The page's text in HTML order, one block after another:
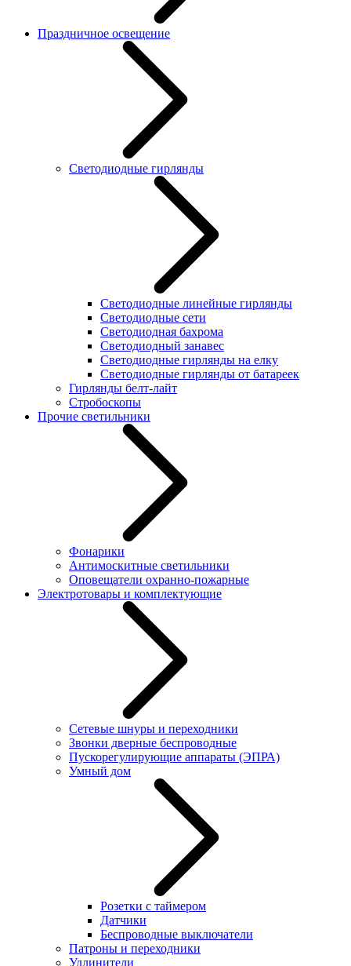
Праздничное освещение
Светодиодные гирлянды
Светодиодные линейные гирлянды
Светодиодные сети
Светодиодная бахрома
Светодиодный занавес
Светодиодные гирлянды на елку
Светодиодные гирлянды от батареек
Гирлянды белт-лайт
Стробоскопы
Прочие светильники
Фонарики
Антимоскитные светильники
Оповещатели охранно-пожарные
Электротовары и комплектующие
Сетевые шнуры и переходники
Звонки дверные беспроводные
Пускорегулирующие аппараты (ЭПРА)
Умный дом
Розетки с таймером
Датчики
Беспроводные выключатели
Патроны и переходники
Удлинители